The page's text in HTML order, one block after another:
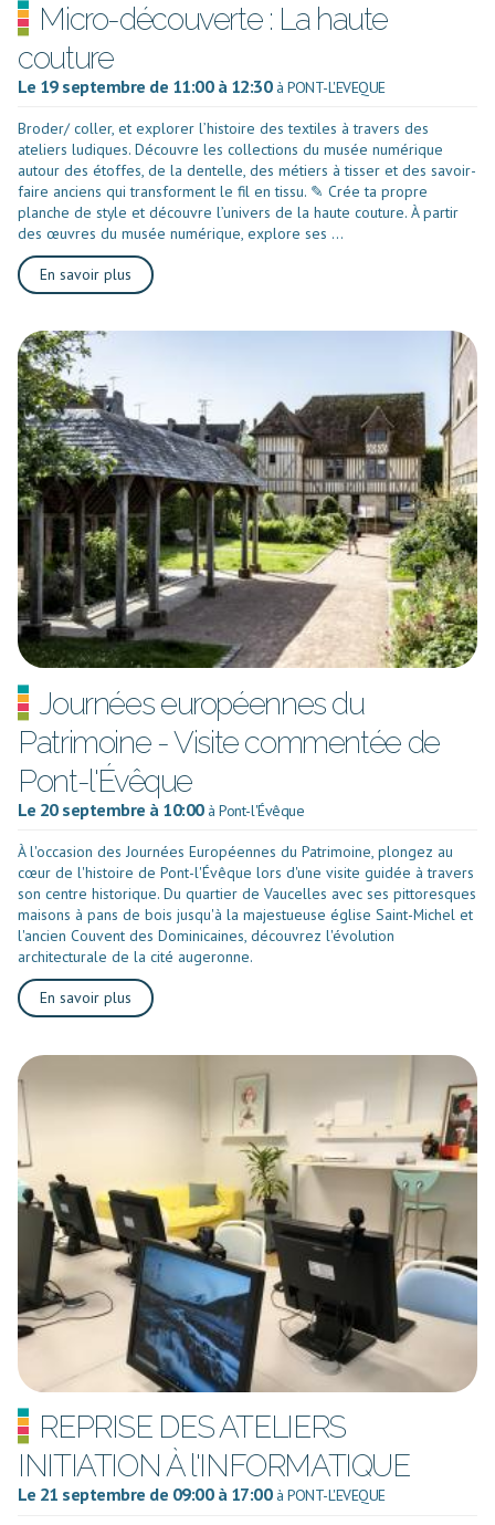
Micro-découverte : La haute
couture
Le 19 septembre de 11:00 à 12:30 à PONT-L'EVEQUE
Broder/ coller, et explorer l’histoire des textiles à travers des
ateliers ludiques. Découvre les collections du musée numérique
autour des étoffes, de la dentelle, des métiers à tisser et des savoir-
faire anciens qui transforment le fil en tissu. ✎ Crée ta propre
planche de style et découvre l’univers de la haute couture. À partir
des œuvres du musée numérique, explore ses ...
En savoir plus
Journées européennes du
Patrimoine - Visite commentée de
Pont-l'Évêque
Le 20 septembre à 10:00 à Pont-l'Évêque
À l'occasion des Journées Européennes du Patrimoine, plongez au
cœur de l'histoire de Pont-l'Évêque lors d'une visite guidée à travers
son centre historique. Du quartier de Vaucelles avec ses pittoresques
maisons à pans de bois jusqu'à la majestueuse église Saint-Michel et
l'ancien Couvent des Dominicaines, découvrez l'évolution
architecturale de la cité augeronne.
En savoir plus
REPRISE DES ATELIERS
INITIATION À l'INFORMATIQUE
Le 21 septembre de 09:00 à 17:00 à PONT-L'EVEQUE